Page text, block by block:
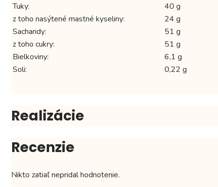
Tuky:
40 g
z toho nasýtené mastné kyseliny:
24 g
Sacharidy:
51 g
z toho cukry:
51 g
Bielkoviny:
6,1 g
Soli:
0,22 g
Realizácie
Recenzie
Nikto zatiaľ nepridal hodnotenie.